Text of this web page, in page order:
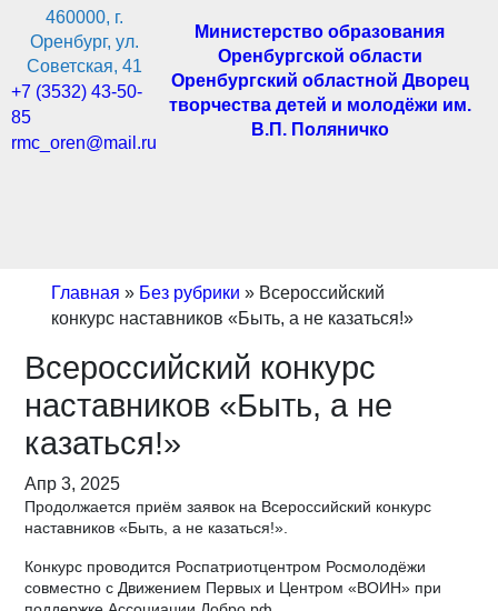
460000, г.
Оренбург, ул.
Советская, 41
+7 (3532) 43-50-
85
rmc_oren@mail.ru
Министерство образования
Оренбургской области
Оренбургский областной Дворец
творчества детей и молодёжи им.
В.П. Поляничко
Главная » Без рубрики » Всероссийский
конкурс наставников «Быть, а не казаться!»
Всероссийский конкурс
наставников «Быть, а не
казаться!»
Апр 3, 2025
Продолжается приём заявок на Всероссийский конкурс
наставников «Быть, а не казаться!».
Конкурс проводится Роспатриотцентром Росмолодёжи
совместно с Движением Первых и Центром «ВОИН» при